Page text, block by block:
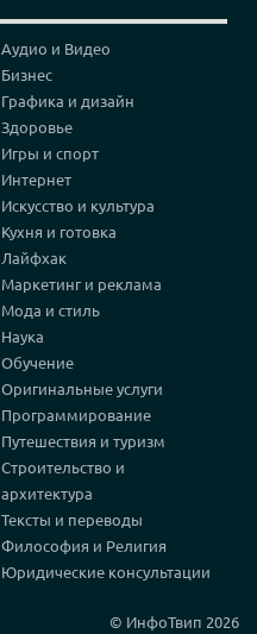
Аудио и Видео
Бизнес
Графика и дизайн
Здоровье
Игры и спорт
Интернет
Искусство и культура
Кухня и готовка
Лайфхак
Маркетинг и реклама
Мода и стиль
Наука
Обучение
Оригинальные услуги
Программирование
Путешествия и туризм
Строительство и
архитектура
Тексты и переводы
Философия и Религия
Юридические консультации
© ИнфоТвип 2026